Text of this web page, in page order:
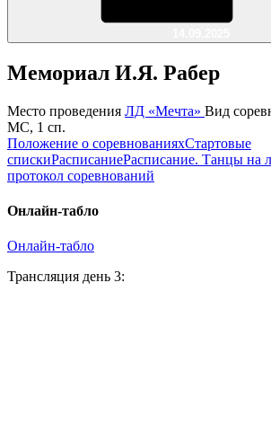
Мемориал И.Я. Рабер
Место проведения ЛД «Мечта» Вид
МС, 1 сп.
Положение о соревнованияхСтартовые
спискиРасписаниеРасписание. Танцы на
протокол соревнований
Онлайн-табло
Онлайн-табло
Трансляция день 3: